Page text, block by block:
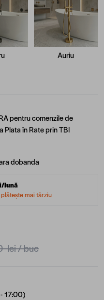
Auriu
pentru comenzile de
Plata în Rate prin TBI
dobanda
lună
mai târziu
lei/ buc
17:00)